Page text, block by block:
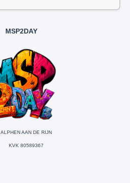
MSP2DAY
ALPHEN AAN DE RIJN
KVK 80589367